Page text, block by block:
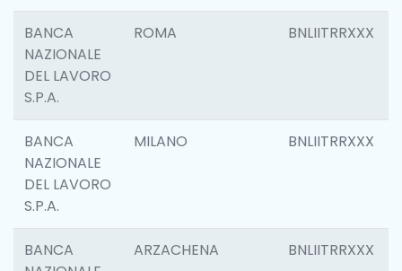
BANCA
NAZIONALE
DEL LAVORO
S.P.A.
ROMA BNLIITRRXXX
BANCA
NAZIONALE
DEL LAVORO
S.P.A.
MILANO BNLIITRRXXX
BANCA
ARZACHENA BNLIITRRXXX